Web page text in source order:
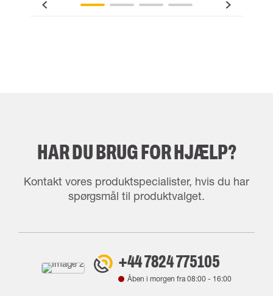
HAR DU BRUG FOR HJÆLP?
Kontakt vores produktspecialister, hvis du har
spørgsmål til produktvalget.
+44 7824 775105
Åben i morgen fra08:00 - 16:00